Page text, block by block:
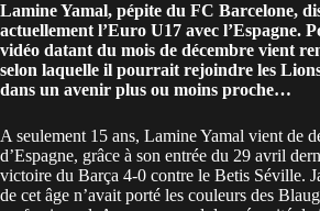
Lamine Yamal, pépite du FC Barcelone,
actuellement l’Euro U17 avec l’Espagne.
vidéo datant du mois de décembre vient
selon laquelle il pourrait rejoindre les
dans un avenir plus ou moins proche…
A seulement 15 ans, Lamine Yamal vient de
d’Espagne, grâce à son entrée du 29 avril
victoire du Barça 4-0 contre le Betis Séville.
de cet âge n’avait porté les couleurs des